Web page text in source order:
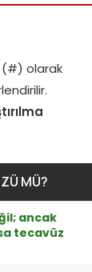
(#) olarak
MÜ?
ancak
tecavüz